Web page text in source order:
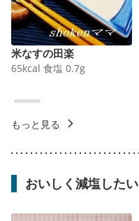
米なすの田楽
65kcal 食塩 0.7g
もっと見る
おいしく減塩したい